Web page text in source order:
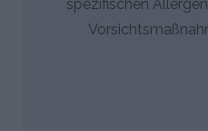
spezifischen